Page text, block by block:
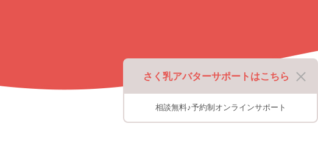
さく乳アバターサポートはこちら
相談無料♪予約制オンラインサポート